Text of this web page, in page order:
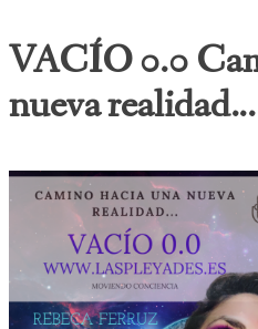
VACÍO 0.0
nueva realidad...